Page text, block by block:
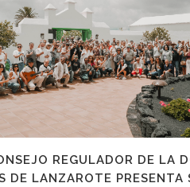
REGULADOR DE LA
DE LANZAROTE PRESENTA